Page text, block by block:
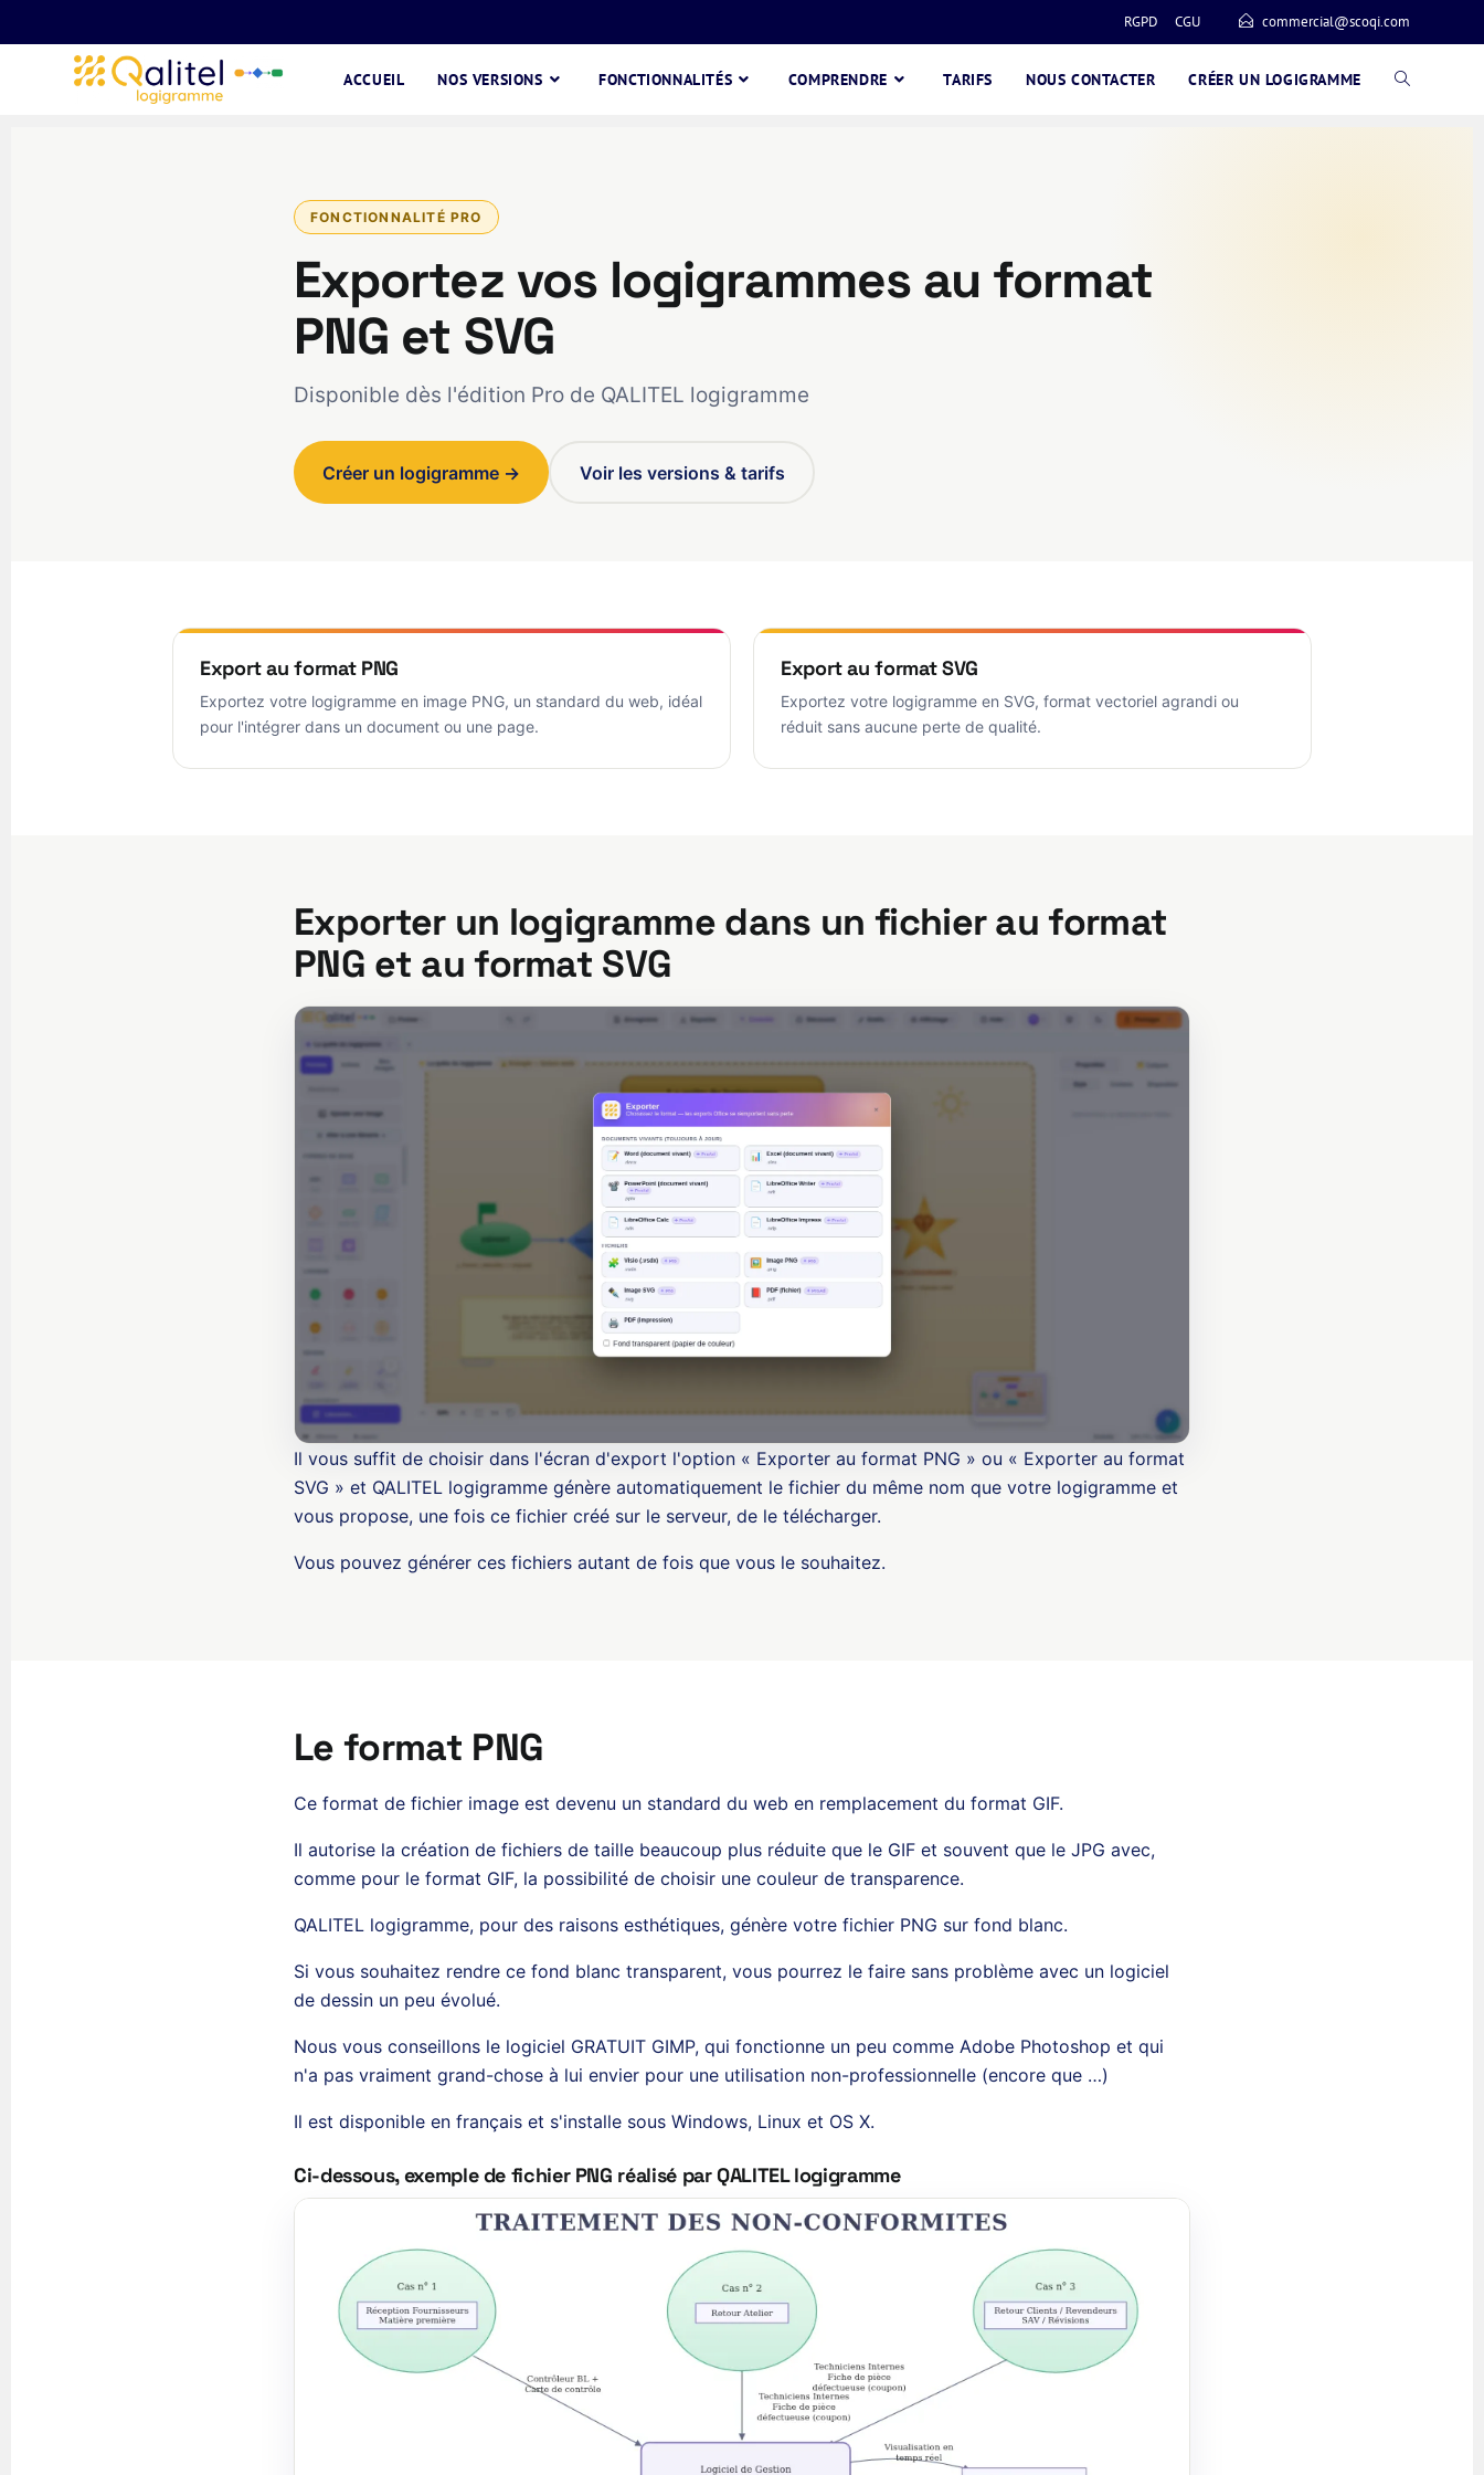
RGPD CGU commercial@scoqi.com
ACCUEIL NOS VERSIONS FONCTIONNALITÉS COMPRENDRE TARIFS NOUS CONTACTER CRÉER UN LOGIGRAMME
FONCTIONNALITÉ PRO
Exportez vos logigrammes au format
PNG et SVG
Disponible dès l'édition Pro de QALITEL logigramme
Créer un logigramme → Voir les versions & tarifs
Export au format PNG
Exportez votre logigramme en image PNG, un standard du web, idéal
pour l'intégrer dans un document ou une page.
Export au format SVG
Exportez votre logigramme en SVG, format vectoriel agrandi ou
réduit sans aucune perte de qualité.
Exporter un logigramme dans un fichier au format
PNG et au format SVG
Il vous suffit de choisir dans l'écran d'export l'option « Exporter au format PNG » ou « Exporter au format
SVG » et QALITEL logigramme génère automatiquement le fichier du même nom que votre logigramme et
vous propose, une fois ce fichier créé sur le serveur, de le télécharger.
Vous pouvez générer ces fichiers autant de fois que vous le souhaitez.
Le format PNG
Ce format de fichier image est devenu un standard du web en remplacement du format GIF.
Il autorise la création de fichiers de taille beaucoup plus réduite que le GIF et souvent que le JPG avec,
comme pour le format GIF, la possibilité de choisir une couleur de transparence.
QALITEL logigramme, pour des raisons esthétiques, génère votre fichier PNG sur fond blanc.
Si vous souhaitez rendre ce fond blanc transparent, vous pourrez le faire sans problème avec un logiciel
de dessin un peu évolué.
Nous vous conseillons le logiciel GRATUIT GIMP, qui fonctionne un peu comme Adobe Photoshop et qui
n'a pas vraiment grand-chose à lui envier pour une utilisation non-professionnelle (encore que …)
Il est disponible en français et s'installe sous Windows, Linux et OS X.
Ci-dessous, exemple de fichier PNG réalisé par QALITEL logigramme